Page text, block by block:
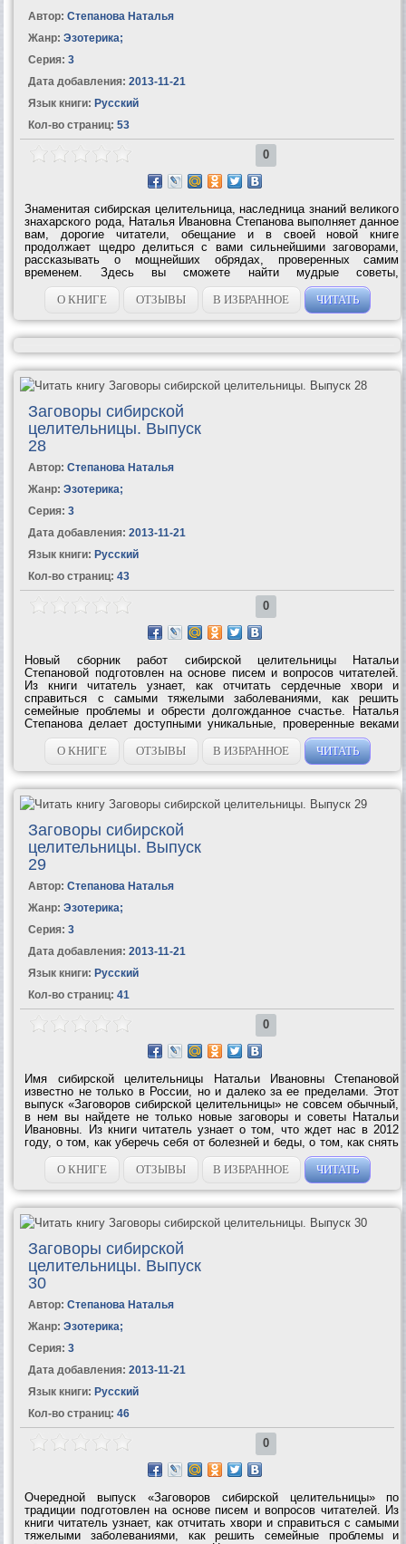
Автор: Степанова Наталья
Жанр: Эзотерика;
Серия: 3
Дата добавления: 2013-11-21
Язык книги: Русский
Кол-во страниц: 53
0
Знаменитая сибирская целительница, наследница знаний великого
знахарского рода, Наталья Ивановна Степанова выполняет данное
вам, дорогие читатели, обещание и в своей новой книге
продолжает щедро делиться с вами сильнейшими заговорами,
рассказывать о мощнейших обрядах, проверенных самим
временем. Здесь вы сможете найти мудрые советы,
могущественные заклинания, как говорили в старину, знаткие
(сильные) заговоры, потайные шепотки и...
О КНИГЕ ОТЗЫВЫ В ИЗБРАННОЕ ЧИТАТЬ
Заговоры сибирской
целительницы. Выпуск
28
Автор: Степанова Наталья
Жанр: Эзотерика;
Серия: 3
Дата добавления: 2013-11-21
Язык книги: Русский
Кол-во страниц: 43
0
Новый сборник работ сибирской целительницы Натальи
Степановой подготовлен на основе писем и вопросов читателей.
Из книги читатель узнает, как отчитать сердечные хвори и
справиться с самыми тяжелыми заболеваниями, как решить
семейные проблемы и обрести долгожданное счастье. Наталья
Степанова делает доступными уникальные, проверенные веками
заговоры, с помощью которых можно защититься от зависти и зла,
обезопасить себя от...
О КНИГЕ ОТЗЫВЫ В ИЗБРАННОЕ ЧИТАТЬ
Заговоры сибирской
целительницы. Выпуск
29
Автор: Степанова Наталья
Жанр: Эзотерика;
Серия: 3
Дата добавления: 2013-11-21
Язык книги: Русский
Кол-во страниц: 41
0
Имя сибирской целительницы Натальи Ивановны Степановой
известно не только в России, но и далеко за ее пределами. Этот
выпуск «Заговоров сибирской целительницы» не совсем обычный,
в нем вы найдете не только новые заговоры и советы Натальи
Ивановны. Из книги читатель узнает о том, что ждет нас в 2012
году, о том, как уберечь себя от болезней и беды, о том, как снять
приворот и заговорить мужа на любовь, известная целительница
впервые...О КНИГЕ ОТЗЫВЫ В ИЗБРАННОЕ ЧИТАТЬ
Заговоры сибирской
целительницы. Выпуск
30
Автор: Степанова Наталья
Жанр: Эзотерика;
Серия: 3
Дата добавления: 2013-11-21
Язык книги: Русский
Кол-во страниц: 46
0
Очередной выпуск «Заговоров сибирской целительницы» по
традиции подготовлен на основе писем и вопросов читателей. Из
книги читатель узнает, как отчитать хвори и справиться с самыми
тяжелыми заболеваниями, как решить семейные проблемы и